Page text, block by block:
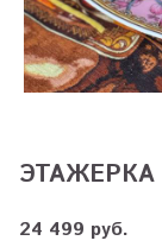
ЭТАЖЕРКА
24 499 руб.